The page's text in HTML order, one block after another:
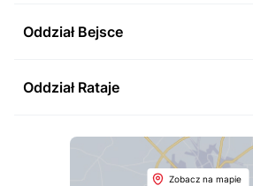
Oddział Bejsce
Oddział Rataje
Zobacz na mapie